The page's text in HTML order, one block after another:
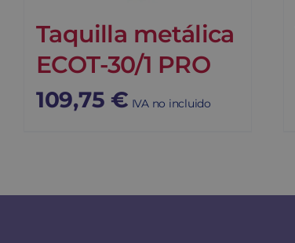
Taquilla metálica
ECOT-30/1 PRO
109,75 € IVA no incluido